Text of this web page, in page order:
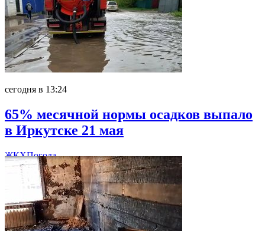
сегодня в 13:24
65% месячной нормы осадков выпало
в Иркутске 21 мая
ЖКХПогода